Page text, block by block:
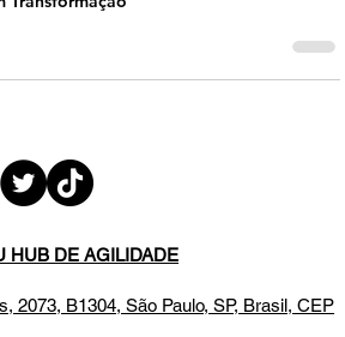
HUB DE AGILIDADE